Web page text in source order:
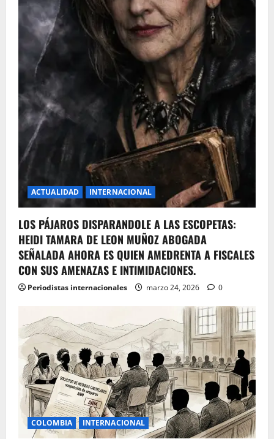
ACTUALIDAD INTERNACIONAL
LOS PÁJAROS DISPARANDOLE A LAS ESCOPETAS:
HEIDI TAMARA DE LEON MUÑOZ ABOGADA
SEÑALADA AHORA ES QUIEN AMEDRENTA A FISCALES
CON SUS AMENAZAS E INTIMIDACIONES.
Periodistas internacionales marzo 24, 2026 0
COLOMBIA INTERNACIONAL